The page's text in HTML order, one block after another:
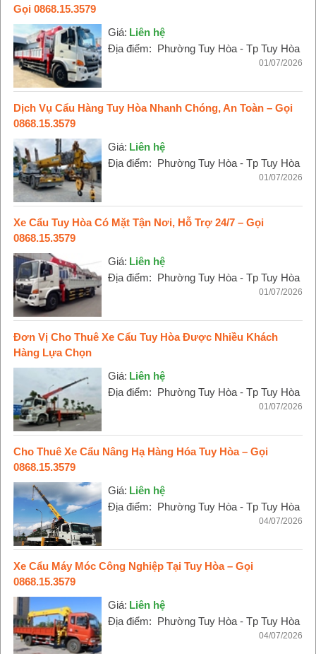
Gọi 0868.15.3579
Giá: Liên hệ
Địa điểm: Phường Tuy Hòa - Tp Tuy Hòa
01/07/2026
Dịch Vụ Cẩu Hàng Tuy Hòa Nhanh Chóng, An Toàn – Gọi
0868.15.3579
Giá: Liên hệ
Địa điểm: Phường Tuy Hòa - Tp Tuy Hòa
01/07/2026
Xe Cẩu Tuy Hòa Có Mặt Tận Nơi, Hỗ Trợ 24/7 – Gọi
0868.15.3579
Giá: Liên hệ
Địa điểm: Phường Tuy Hòa - Tp Tuy Hòa
01/07/2026
Đơn Vị Cho Thuê Xe Cẩu Tuy Hòa Được Nhiều Khách
Hàng Lựa Chọn
Giá: Liên hệ
Địa điểm: Phường Tuy Hòa - Tp Tuy Hòa
01/07/2026
Cho Thuê Xe Cẩu Nâng Hạ Hàng Hóa Tuy Hòa – Gọi
0868.15.3579
Giá: Liên hệ
Địa điểm: Phường Tuy Hòa - Tp Tuy Hòa
04/07/2026
Xe Cẩu Máy Móc Công Nghiệp Tại Tuy Hòa – Gọi
0868.15.3579
Giá: Liên hệ
Địa điểm: Phường Tuy Hòa - Tp Tuy Hòa
04/07/2026